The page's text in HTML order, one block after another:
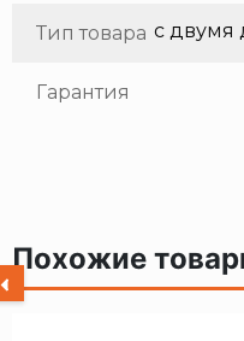
Тип товара с двумя
Гарантия
Похожие